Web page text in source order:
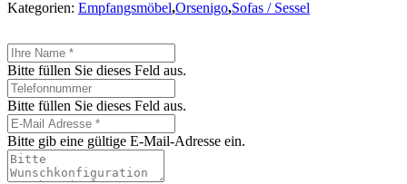
Kategorien: Empfangsmöbel,Orsenigo,Sofas / Sessel
Bitte füllen Sie dieses Feld aus.
Bitte füllen Sie dieses Feld aus.
Bitte gib eine gültige E-Mail-Adresse ein.